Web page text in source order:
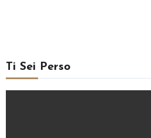
Ti Sei Perso